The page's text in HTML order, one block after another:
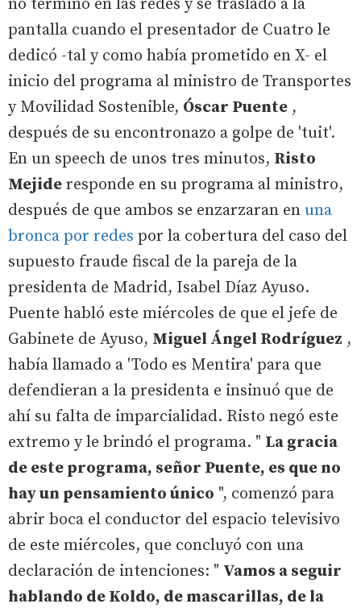
no terminó en las redes y se trasladó a la
pantalla cuando el presentador de Cuatro le
dedicó -tal y como había prometido en X- el
inicio del programa al ministro de Transportes
y Movilidad Sostenible, Óscar Puente ,
después de su encontronazo a golpe de 'tuit'.
En un speech de unos tres minutos, Risto
Mejide responde en su programa al ministro,
después de que ambos se enzarzaran en una
bronca por redes por la cobertura del caso del
supuesto fraude fiscal de la pareja de la
presidenta de Madrid, Isabel Díaz Ayuso.
Puente habló este miércoles de que el jefe de
Gabinete de Ayuso, Miguel Ángel Rodríguez ,
había llamado a 'Todo es Mentira' para que
defendieran a la presidenta e insinuó que de
ahí su falta de imparcialidad. Risto negó este
extremo y le brindó el programa. " La gracia
de este programa, señor Puente, es que no
hay un pensamiento único ", comenzó para
abrir boca el conductor del espacio televisivo
de este miércoles, que concluyó con una
declaración de intenciones: " Vamos a seguir
hablando de Koldo, de mascarillas, de la